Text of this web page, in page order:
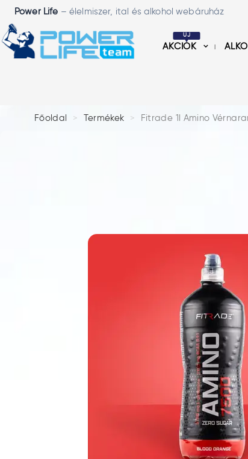
Power Life – élelmiszer, ital és alkohol webáruház
ÚJ
AKCIÓK
Főoldal Termékek Fitrade 1l Amino